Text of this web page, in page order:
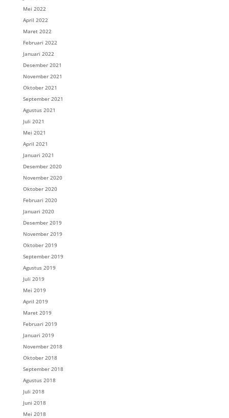
Mei 2022
April 2022
Maret 2022
Februari 2022
Januari 2022
Desember 2021
November 2021
Oktober 2021
September 2021
Agustus 2021
Juli 2021
Mei 2021
April 2021
Januari 2021
Desember 2020
November 2020
Oktober 2020
Februari 2020
Januari 2020
Desember 2019
November 2019
Oktober 2019
September 2019
Agustus 2019
Juli 2019
Mei 2019
April 2019
Maret 2019
Februari 2019
Januari 2019
November 2018
Oktober 2018
September 2018
Agustus 2018
Juli 2018
Juni 2018
Mei 2018